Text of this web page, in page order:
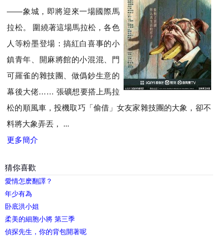
——象城，即將迎來一場國際馬
拉松。 圍繞著這場馬拉松，各色
人等粉墨登場：搞紅白喜事的小
鎮青年、開麻將館的小混混、門
可羅雀的雜技團、做僞鈔生意的
幕後大佬…… 張礦想要搭上馬拉
松的順風車，投機取巧「偷借」女友家雜技團的大象，卻不
料將大象弄丟， ...
更多簡介
猜你喜歡
愛情怎麽翻譯？
年少有為
卧底洪小姐
柔美的細胞小將 第三季
偵探先生，你的背包開著呢